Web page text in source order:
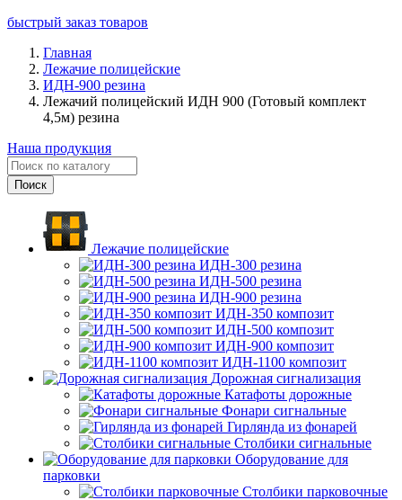
быстрый заказ товаров
Главная
Лежачие полицейские
ИДН-900 резина
Лежачий полицейский ИДН 900 (Готовый комплект
4,5м) резина
Наша продукция
Лежачие полицейские
ИДН-300 резина
ИДН-500 резина
ИДН-900 резина
ИДН-350 композит
ИДН-500 композит
ИДН-900 композит
ИДН-1100 композит
Дорожная сигнализация
Катафоты дорожные
Фонари сигнальные
Гирлянда из фонарей
Столбики сигнальные
Оборудование для
парковки
Столбики парковочные